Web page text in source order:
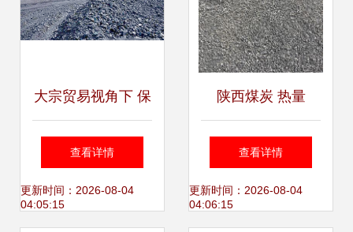
大宗贸易视角下 保
供煤与长协煤的异
同解析及其市场重
查看详情
更新时间：2026-08-04
04:05:15
陕西煤炭 热量
6100大卡/千克，
卓越品质引领化工
查看详情
更新时间：2026-08-04
04:06:15